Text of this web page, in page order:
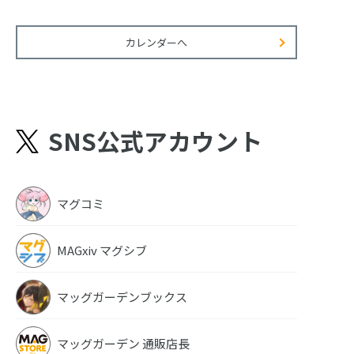
カレンダーへ
SNS公式アカウント
マグコミ
MAGxiv マグシブ
マッグガーデンブックス
マッグガーデン 通販店長